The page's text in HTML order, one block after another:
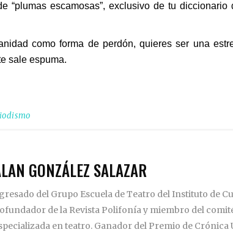
“plumas escamosas”, exclusivo de tu
como forma de perdón, quieres ser una
sale espuma.
GONZÁLEZ SALAZAR
del Grupo Escuela de Teatro del Instituto de
de la Revista Polifonía y miembro del
en teatro. Ganador del Premio de